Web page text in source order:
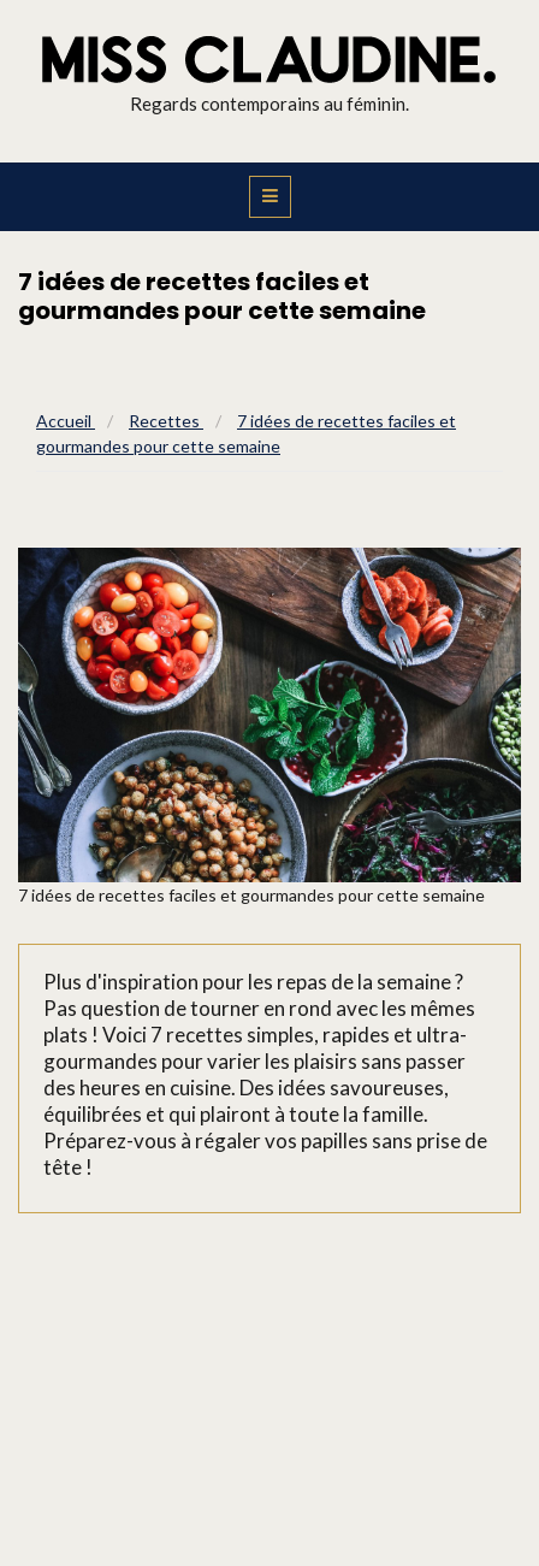
Regards contemporains au féminin.
7 idées de recettes faciles et
gourmandes pour cette semaine
Accueil / Recettes /
7 idées de recettes faciles et
gourmandes pour cette semaine
7 idées de recettes faciles et gourmandes pour cette semaine
Plus d'inspiration pour les repas de la semaine ?
Pas question de tourner en rond avec les mêmes
plats ! Voici 7 recettes simples, rapides et ultra-
gourmandes pour varier les plaisirs sans passer
des heures en cuisine. Des idées savoureuses,
équilibrées et qui plairont à toute la famille.
Préparez-vous à régaler vos papilles sans prise de
tête !